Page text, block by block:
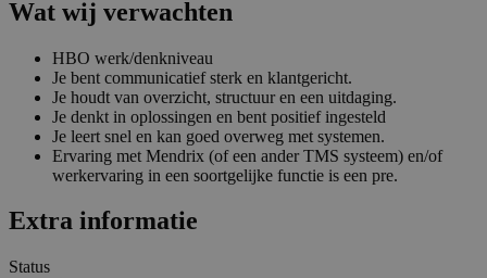
Wat wij verwachten
HBO werk/denkniveau
Je bent communicatief sterk en klantgericht.
Je houdt van overzicht, structuur en een uitdaging.
Je denkt in oplossingen en bent positief ingesteld
Je leert snel en kan goed overweg met systemen.
Ervaring met Mendrix (of een ander TMS systeem) en/of
werkervaring in een soortgelijke functie is een pre.
Extra informatie
Status